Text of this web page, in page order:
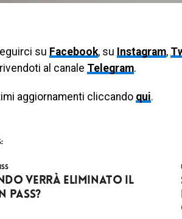
su Facebook, su Instagram,
al canale Telegram.
aggiornamenti cliccando qui.
verrà eliminato il
pass?